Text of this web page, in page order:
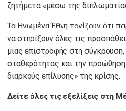
ζητήματα «μέσω της
Τα Ηνωμένα Έθνη τονίζουν ότι
να στηρίξουν όλες τις
μιας επιστροφής στη
σταθερότητας και την προώθηση
διαρκούς επίλυσης» της κρίσης.
Δείτε όλες τις εξελίξεις στη